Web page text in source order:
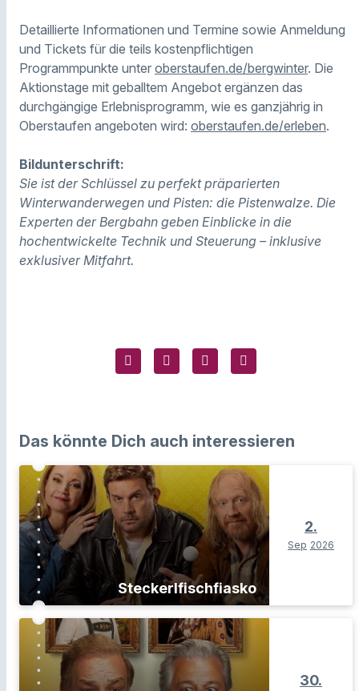
Detaillierte Informationen und Termine sowie Anmeldung
und Tickets für die teils kostenpflichtigen
Programmpunkte unter oberstaufen.de/bergwinter. Die
Aktionstage mit geballtem Angebot ergänzen das
durchgängige Erlebnisprogramm, wie es ganzjährig in
Oberstaufen angeboten wird: oberstaufen.de/erleben.
Bildunterschrift:
Sie ist der Schlüssel zu perfekt präparierten
Winterwanderwegen und Pisten: die Pistenwalze. Die
Experten der Bergbahn geben Einblicke in die
hochentwickelte Technik und Steuerung – inklusive
exklusiver Mitfahrt.
Das könnte Dich auch interessieren
Steckerlfischfiasko
2.
Sep 2026
30.